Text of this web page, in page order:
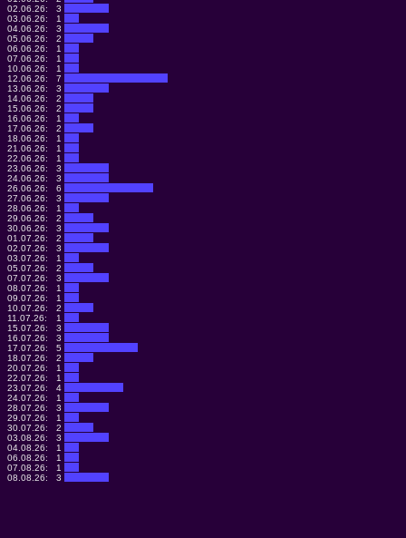
02.06.26:
3
03.06.26:
1
04.06.26:
3
05.06.26:
2
06.06.26:
1
07.06.26:
1
10.06.26:
1
12.06.26:
7
13.06.26:
3
14.06.26:
2
15.06.26:
2
16.06.26:
1
17.06.26:
2
18.06.26:
1
21.06.26:
1
22.06.26:
1
23.06.26:
3
24.06.26:
3
26.06.26:
6
27.06.26:
3
28.06.26:
1
29.06.26:
2
30.06.26:
3
01.07.26:
2
02.07.26:
3
03.07.26:
1
05.07.26:
2
07.07.26:
3
08.07.26:
1
09.07.26:
1
10.07.26:
2
11.07.26:
1
15.07.26:
3
16.07.26:
3
17.07.26:
5
18.07.26:
2
20.07.26:
1
22.07.26:
1
23.07.26:
4
24.07.26:
1
28.07.26:
3
29.07.26:
1
30.07.26:
2
03.08.26:
3
04.08.26:
1
06.08.26:
1
07.08.26:
1
08.08.26:
3